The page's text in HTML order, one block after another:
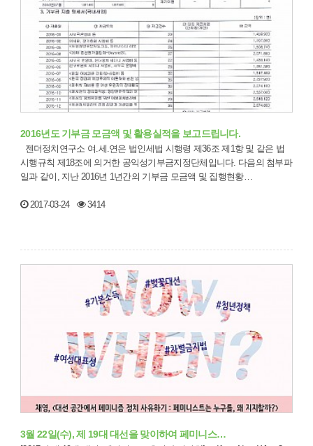
2016년도 기부금 모금액 및 활용실적을 보고드립니다.
시행규칙 제18조에 의거한 공익성기부금지정단체입니다. 다음의 첨부파
일과 같이, 지난 2016년 1년간의 기부금 모금액 및 집행현황…
2017-03-24 3414
3월 22일(수), 제 19대 대선을 맞이하여 페미니스…